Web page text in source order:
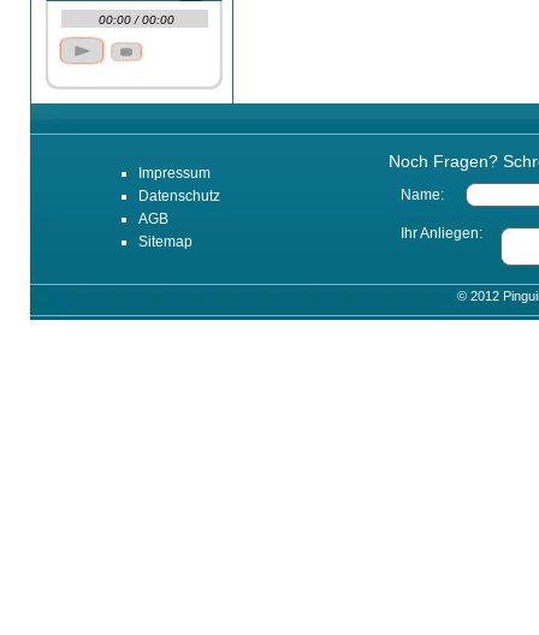
00:00/00:00
Impressum
Datenschutz
AGB
Sitemap
Noch Fragen?
Name:
Ihr Anliegen:
© 2012